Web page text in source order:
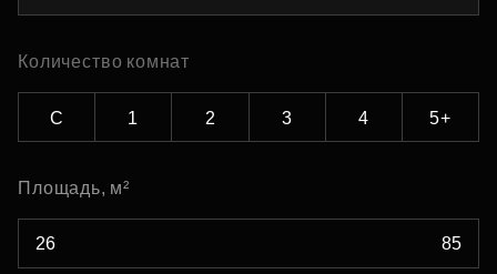
Количество комнат
С 1 2 3 4 5+
Площадь, м²